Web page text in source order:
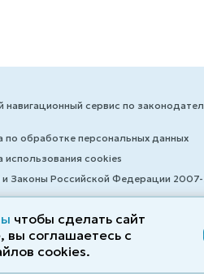
навигационный сервис по
по обработке персональных данных
использования cookies
Законы Российской Федерации
чтобы сделать сайт
вы соглашаетесь с
cооkies.